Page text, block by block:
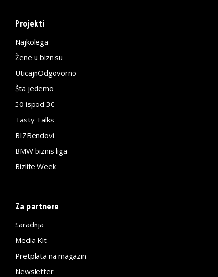
Projekti
Najkolega
Žene u biznisu
UticajnOdgovorno
Šta jedemo
30 ispod 30
Tasty Talks
BIZBendovi
BMW biznis liga
Bizlife Week
Za partnere
Saradnja
Media Kit
Pretplata na magazin
Newsletter